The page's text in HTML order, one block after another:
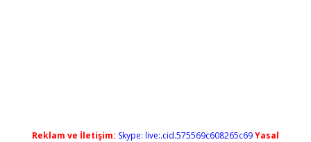
Reklam ve İletişim: Skype: live:.cid.575569c608265c69Yasal